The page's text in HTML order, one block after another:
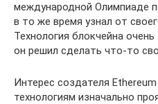
международной Олимпиаде
в то же время узнал от
Технология блокчейна
он решил сделать что-то
Интерес создателя
технологиям изначально